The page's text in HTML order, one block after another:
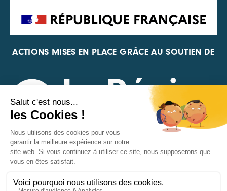
ACTIONS MISES EN PLACE GRÂCE AU SOUTIEN DE
REPRÉSENTANT DE LA PFA, DE LA FIF ET DE FRANCE
VÉLO